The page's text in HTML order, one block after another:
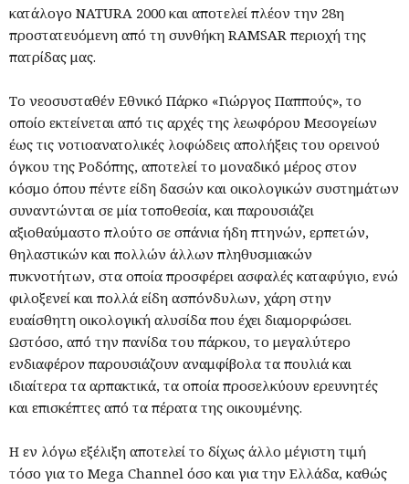
κατάλογο NATURA 2000 και αποτελεί πλέον την 28η
προστατευόμενη από τη συνθήκη RAMSAR περιοχή της
πατρίδας μας.
Το νεοσυσταθέν Εθνικό Πάρκο «Γιώργος Παππούς», το
οποίο εκτείνεται από τις αρχές της λεωφόρου Μεσογείων
έως τις νοτιοανατολικές λοφώδεις απολήξεις του ορεινού
όγκου της Ροδόπης, αποτελεί το μοναδικό μέρος στον
κόσμο όπου πέντε είδη δασών και οικολογικών συστημάτων
συναντώνται σε μία τοποθεσία, και παρουσιάζει
αξιοθαύμαστο πλούτο σε σπάνια ήδη πτηνών, ερπετών,
θηλαστικών και πολλών άλλων πληθυσμιακών
πυκνοτήτων, στα οποία προσφέρει ασφαλές καταφύγιο, ενώ
φιλοξενεί και πολλά είδη ασπόνδυλων, χάρη στην
ευαίσθητη οικολογική αλυσίδα που έχει διαμορφώσει.
Ωστόσο, από την πανίδα του πάρκου, το μεγαλύτερο
ενδιαφέρον παρουσιάζουν αναμφίβολα τα πουλιά και
ιδιαίτερα τα αρπακτικά, τα οποία προσελκύουν ερευνητές
και επισκέπτες από τα πέρατα της οικουμένης.
Η εν λόγω εξέλιξη αποτελεί το δίχως άλλο μέγιστη τιμή
τόσο για το Mega Channel όσο και για την Ελλάδα, καθώς